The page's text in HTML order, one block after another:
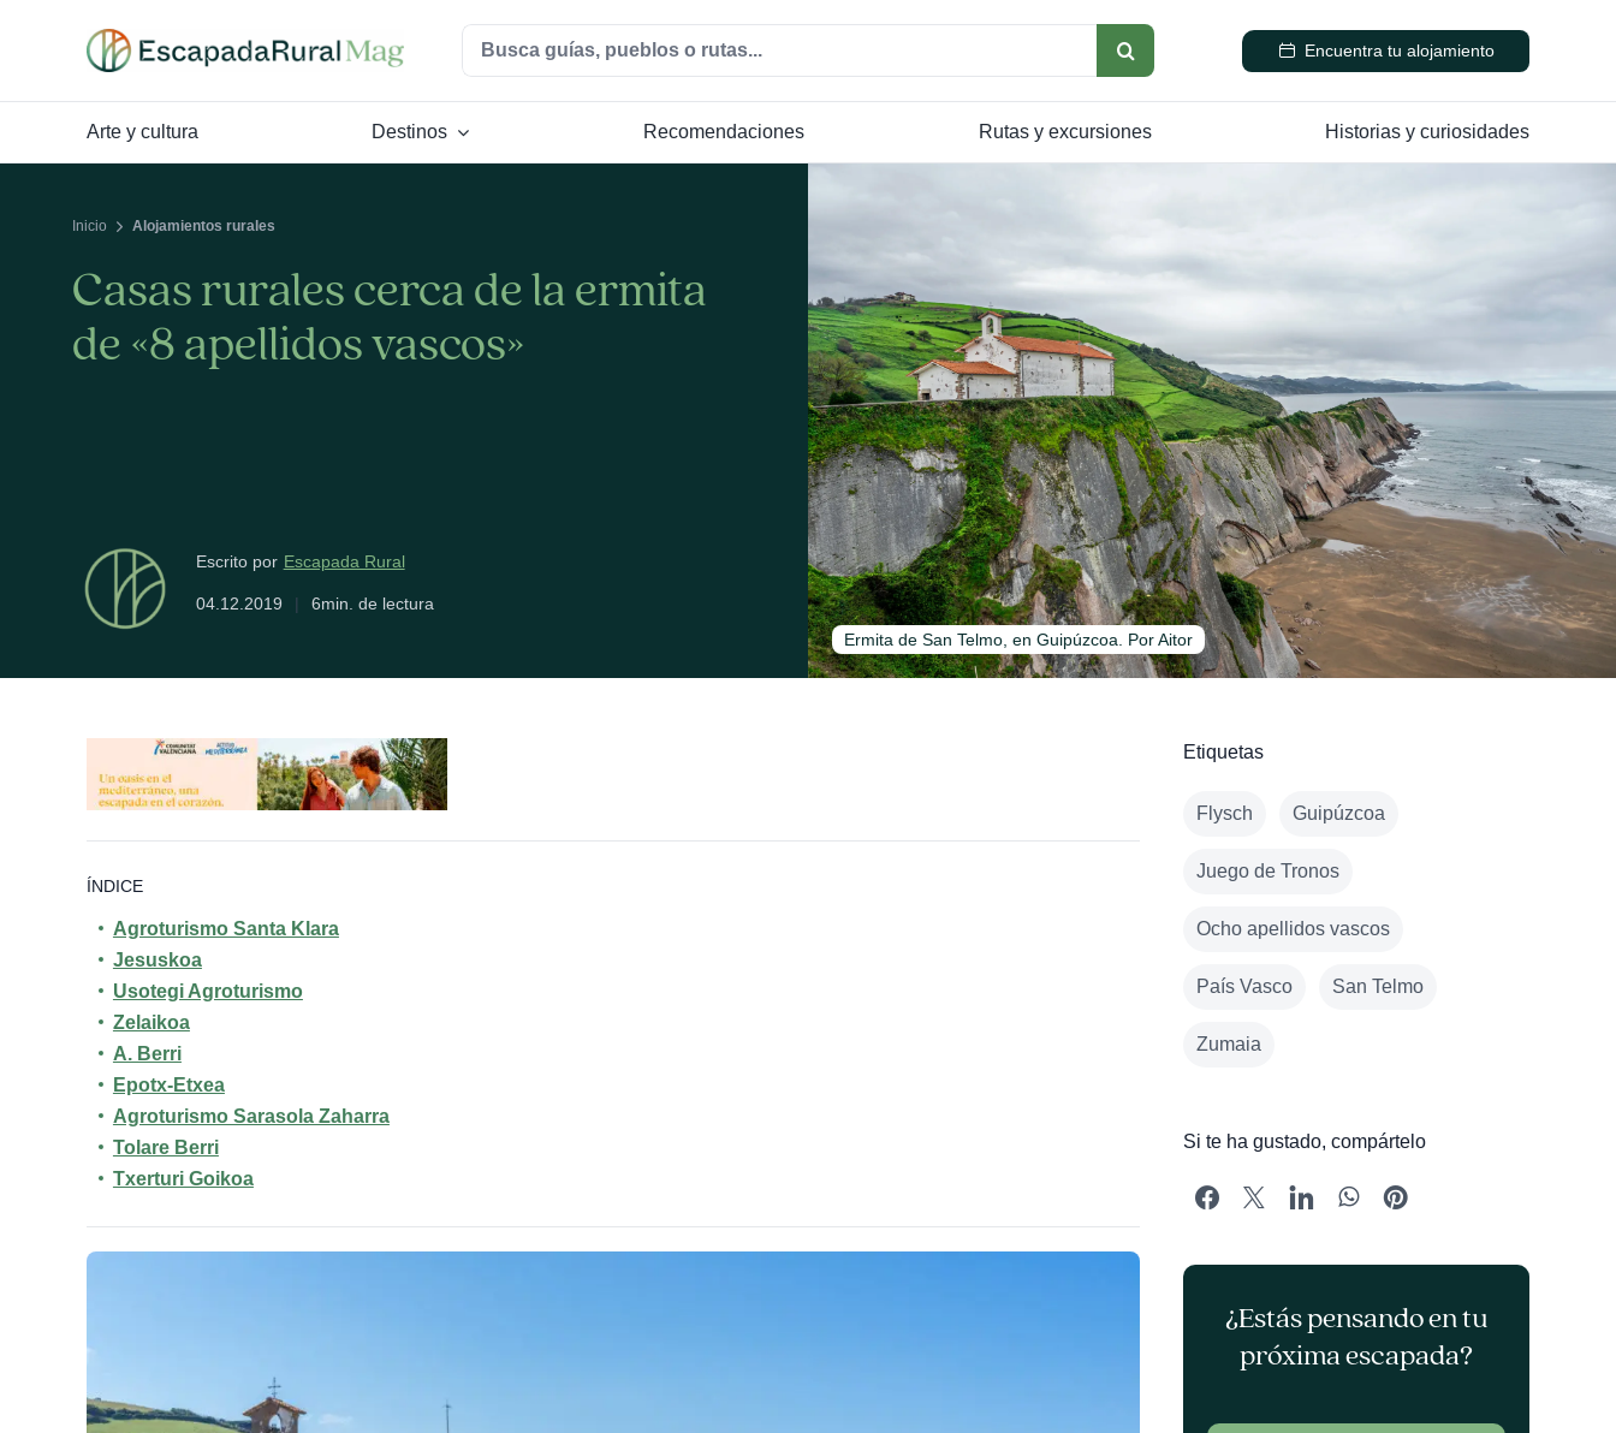
Buscar:
Encuentra tu alojamiento
Arte y cultura Destinos Recomendaciones Rutas y excursiones Historias y curiosidades
Inicio Alojamientos rurales
Casas rurales cerca de la ermita
de «8 apellidos vascos»
Escrito por Escapada Rural
04.12.2019 |
6min. de lectura
Ermita de San Telmo, en Guipúzcoa. Por Aitor
ÍNDICE
Agroturismo Santa Klara
Jesuskoa
Usotegi Agroturismo
Zelaikoa
A. Berri
Epotx-Etxea
Agroturismo Sarasola Zaharra
Tolare Berri
Txerturi Goikoa
Etiquetas
Flysch Guipúzcoa
Juego de Tronos
Ocho apellidos vascos
País Vasco San Telmo
Zumaia
Si te ha gustado, compártelo
¿Estás pensando en tu
próxima escapada?